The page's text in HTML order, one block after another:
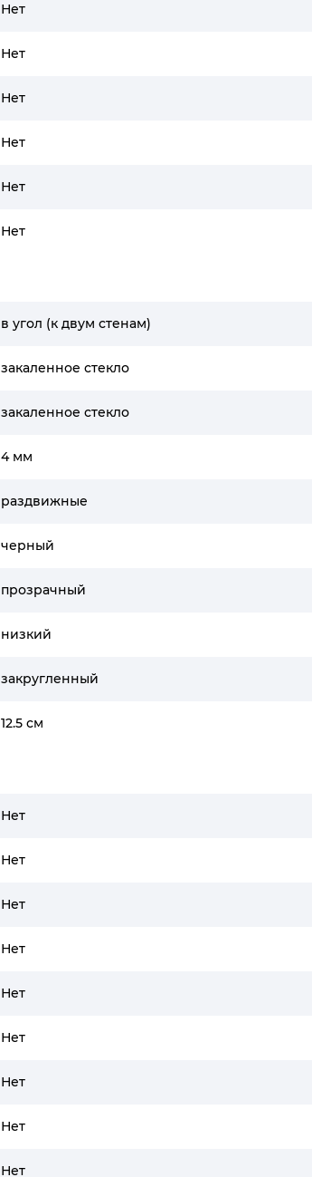
Нет
Нет
Нет
Нет
Нет
Нет
в угол (к двум стенам)
закаленное стекло
закаленное стекло
4 мм
раздвижные
черный
прозрачный
низкий
закругленный
12.5 см
Нет
Нет
Нет
Нет
Нет
Нет
Нет
Нет
Нет